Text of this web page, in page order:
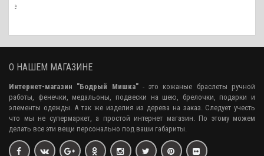
О НАШЕМ МАГАЗИНЕ
Интернет-магазин "Бодрый Мишка"- это кожаные браслеты ручной
работы, фенечки, медальоны, подвески на шею, брелочки, подарки и
элементы одежды. А так же изделия из дерева на заказ. Следует учесть
что мы не супермаркет, а простой интернет магазин. По этому можем
делать все эти вещи персонально под ваши габариты.